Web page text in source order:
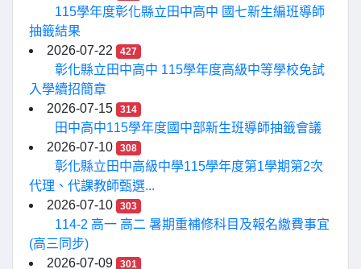
115學年度彰化縣立田中高中 國七新生編班導師
抽籤結果
2026-07-22
427
彰化縣立田中高中 115學年度高級中等學校免試
入學續招簡章
2026-07-15
314
田中高中115學年度國中部新生班導師抽籤會議
2026-07-10
308
彰化縣立田中高級中學115學年度第1學期第2次
代理、代課教師甄選...
2026-07-10
303
114-2 高一 高二 暑期重補修科目及報名繳費事宜
(高三同步)
2026-07-09
301